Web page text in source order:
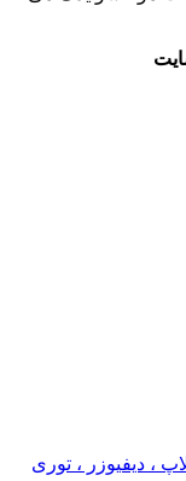
، دیفیوزر ، توری